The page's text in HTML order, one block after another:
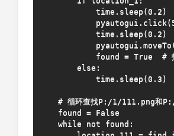
time.sleep(0.2)  #
pyautogui.click(541,
time.sleep(0.2)  #
pyautogui.moveTo(541,
found = True  # 找到图
else:
time.sleep(0.3)  # 未找
# 循环查找P:/1/111.png和
found = False
while not found: